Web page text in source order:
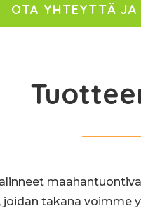
OTA YHTEYTTÄ JA
takana voimme